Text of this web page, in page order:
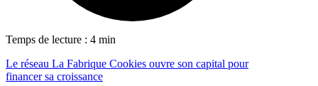
Temps de lecture : 4 min
Le réseau La Fabrique Cookies ouvre son capital pour
financer sa croissance